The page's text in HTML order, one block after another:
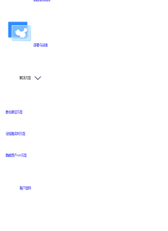
部署与运维
解决方案
数仓建设方案
全链路实时方案
数据资产API方案
客户案例